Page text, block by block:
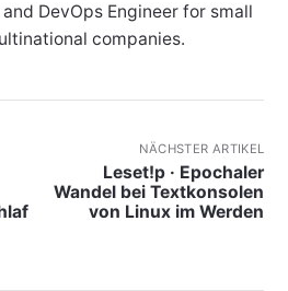
DevOps Engineer for small
companies.
NÄCHSTER ARTIKEL
Leset!p · Epochaler
Wandel bei Textkonsolen
von Linux im Werden